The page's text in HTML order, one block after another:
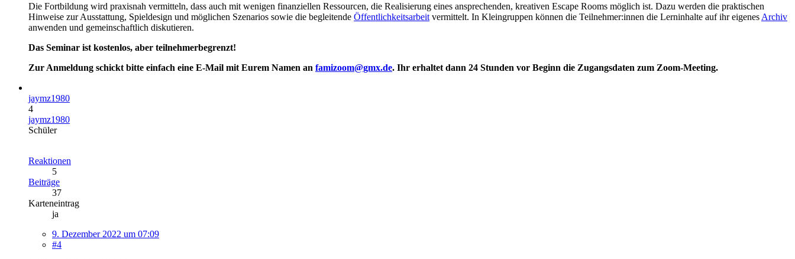
Die Fortbildung wird praxisnah vermitteln, dass auch mit wenigen finanziellen Ressourcen, die Realisierung eines ansprechenden, kreativen Escape Rooms möglich ist. Dazu werden die praktischen
Hinweise zur Ausstattung, Spieldesign und möglichen Szenarios sowie die begleitende Öffentlichkeitsarbeit vermittelt. In Kleingruppen können die Teilnehmer:innen die Lerninhalte auf ihr eigenes Archiv
anwenden und gemeinschaftlich diskutieren.
Das Seminar ist kostenlos, aber teilnehmerbegrenzt!
Zur Anmeldung schickt bitte einfach eine E-Mail mit Eurem Namen an famizoom@gmx.de. Ihr erhaltet dann 24 Stunden vor Beginn die Zugangsdaten zum Zoom-Meeting.
jaymz1980
4
jaymz1980
Schüler
Reaktionen
5
Beiträge
37
Karteneintrag
ja
9. Dezember 2022 um 07:09
#4